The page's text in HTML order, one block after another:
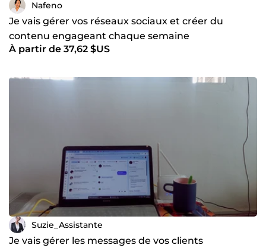
Nafeno
Je vais gérer vos réseaux sociaux et créer du
contenu engageant chaque semaine
À partir de 37,62 $US
Suzie_Assistante
Je vais gérer les messages de vos clients